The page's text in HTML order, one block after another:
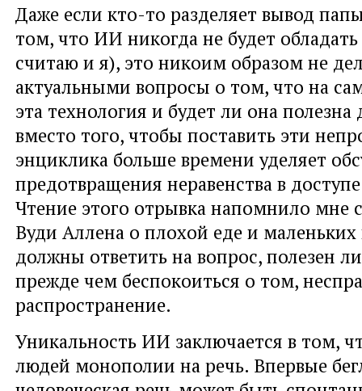
Даже если кто-то разделяет вывод
том, что ИИ никогда не будет
считаю и я), это никоим образом не
актуальными вопросы о том, что на
эта технология и будет ли она
вместо того, чтобы поставить эти
энциклика больше времени уделяет
предотвращения неравенства в
Чтение этого отрывка напомнило мне
Вуди Аллена о плохой еде и
должны ответить на вопрос, полезен
прежде чем беспокоиться о том,
распространение.
Уникальность ИИ заключается в том,
людей монополии на речь. Впервые